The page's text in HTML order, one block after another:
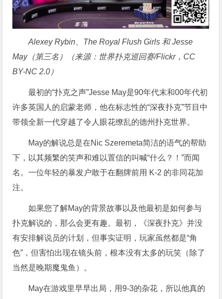
Alexey Rybin、The Royal Flush Girls 和 Jesse
May（第三名）（来源：世界扑克巡回赛/Flickr，CC
BY-NC 2.0）
最初的“扑克之声”Jesse May是90年代末和00年代初
许多英国人的启蒙老师，他在标志性的“深夜扑克”节目中
带领全新一代穿越了令人眼花缭乱的德州扑克世界。
May的解说总是在Nic Szeremeta简洁的语气的帮助
下，以其频繁的笑声和难以置信的叫喊“什么？！”而闻
名。一位年轻的暴发户敢于在翻牌前用 K-2 的非同花加
注。
如果您了解May的背景故事以及他最初是如何参与
扑克解说的，那么会更有趣。最初，《深夜扑克》并没
有安排解说员的计划，但事实证明，玩家虽然都是“角
色”，但害怕出现在镜头前，根本没有太多的玩笑（除了
当然是晚期魔鬼鱼）。
May在游戏里早早出局，用9-3的杂花，所以他真的